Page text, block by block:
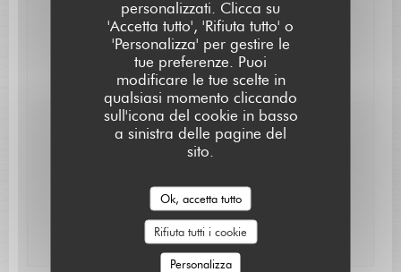
personalizzati. Clicca su
'Accetta tutto', 'Rifiuta tutto' o
'Personalizza' per gestire le
tue preferenze. Puoi
modificare le tue scelte in
qualsiasi momento cliccando
sull'icona del cookie in basso
a sinistra delle pagine del
sito.
Ok, accetta tutto
Rifiuta tutti i cookie
Personalizza
Rimani informato*
Abbonati